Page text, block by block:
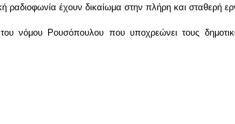
ραδιοφωνία έχουν δικαίωμα στην πλήρη και σταθερή
νόμου Ρουσόπουλου που υποχρεώνει τους